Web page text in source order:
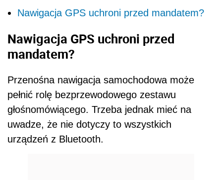
Nawigacja GPS uchroni przed mandatem?
Nawigacja GPS uchroni przed
mandatem?
Przenośna nawigacja samochodowa może
pełnić rolę bezprzewodowego zestawu
głośnomówiącego. Trzeba jednak mieć na
uwadze, że nie dotyczy to wszystkich
urządzeń z Bluetooth.